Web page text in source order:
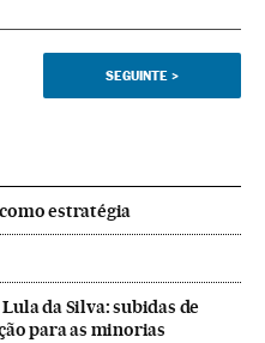
SEGUINTE >
estratégia
da Silva: subidas de
para as minorias